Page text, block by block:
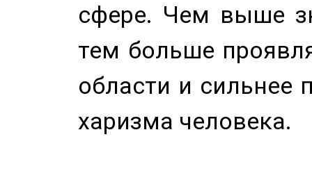
сфере. Чем выше
тем больше
области и сильнее
харизма человека.